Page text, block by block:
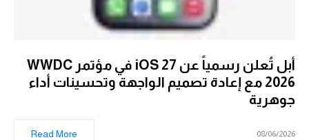
أبل تُعلن رسمياً عن iOS 27 في مؤتمر WWDC
2026 مع إعادة تصميم الواجهة وتحسينات أداء
جوهرية
08/06/2026
Read More